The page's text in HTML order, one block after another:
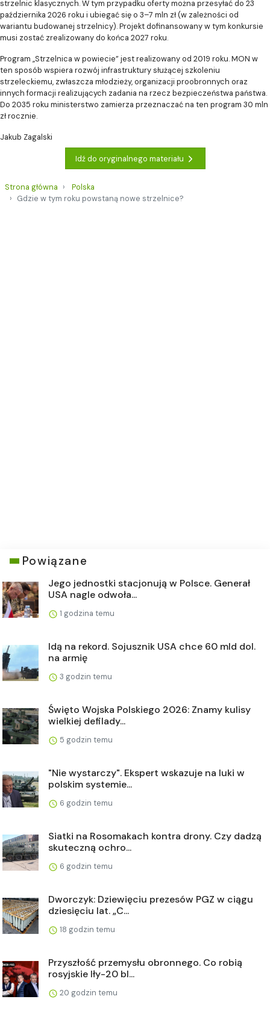
strzelnic klasycznych. W tym przypadku oferty można przesyłać do 23
października 2026 roku i ubiegać się o 3–7 mln zł (w zależności od
wariantu budowanej strzelnicy). Projekt dofinansowany w tym konkursie
musi zostać zrealizowany do końca 2027 roku.
Program „Strzelnica w powiecie” jest realizowany od 2019 roku. MON w
ten sposób wspiera rozwój infrastruktury służącej szkoleniu
strzeleckiemu, zwłaszcza młodzieży, organizacji proobronnych oraz
innych formacji realizujących zadania na rzecz bezpieczeństwa państwa.
Do 2035 roku ministerstwo zamierza przeznaczać na ten program 30 mln
zł rocznie.
Jakub Zagalski
Idź do oryginalnego materiału
Strona główna
Polska
Gdzie w tym roku powstaną nowe strzelnice?
Powiązane
Jego jednostki stacjonują w Polsce. Generał
USA nagle odwoła...
1 godzina temu
Idą na rekord. Sojusznik USA chce 60 mld dol.
na armię
3 godzin temu
Święto Wojska Polskiego 2026: Znamy kulisy
wielkiej defilady...
5 godzin temu
"Nie wystarczy". Ekspert wskazuje na luki w
polskim systemie...
6 godzin temu
Siatki na Rosomakach kontra drony. Czy dadzą
skuteczną ochro...
6 godzin temu
Dworczyk: Dziewięciu prezesów PGZ w ciągu
dziesięciu lat. „C...
18 godzin temu
Przyszłość przemysłu obronnego. Co robią
rosyjskie Iły-20 bl...
20 godzin temu